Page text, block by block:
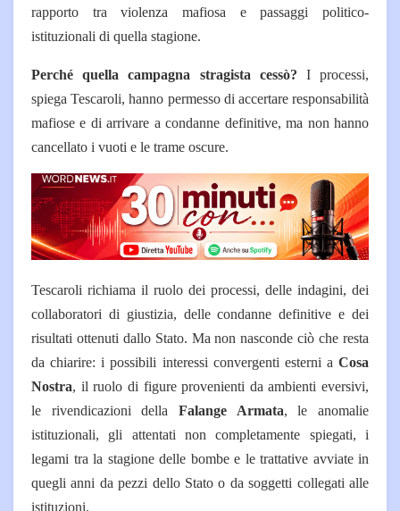
rapporto tra violenza mafiosa e passaggi politico-
istituzionali di quella stagione.
Perché quella campagna stragista cessò? I processi,
spiega Tescaroli, hanno permesso di accertare responsabilità
mafiose e di arrivare a condanne definitive, ma non hanno
cancellato i vuoti e le trame oscure.
Tescaroli richiama il ruolo dei processi, delle indagini, dei
collaboratori di giustizia, delle condanne definitive e dei
risultati ottenuti dallo Stato. Ma non nasconde ciò che resta
da chiarire: i possibili interessi convergenti esterni a Cosa
Nostra, il ruolo di figure provenienti da ambienti eversivi,
le rivendicazioni della Falange Armata, le anomalie
istituzionali, gli attentati non completamente spiegati, i
legami tra la stagione delle bombe e le trattative avviate in
quegli anni da pezzi dello Stato o da soggetti collegati alle
istituzioni.